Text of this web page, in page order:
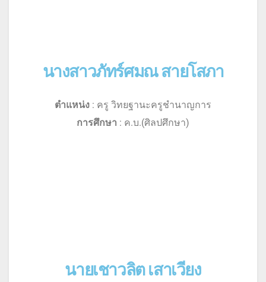
นางสาวภัทร์ศมณ สายโสภา
ตำแหน่ง : ครู วิทยฐานะครูชำนาญการ
การศึกษา : ค.บ.(ศิลปศึกษา)
นายเชาวลิต เสาเวียง